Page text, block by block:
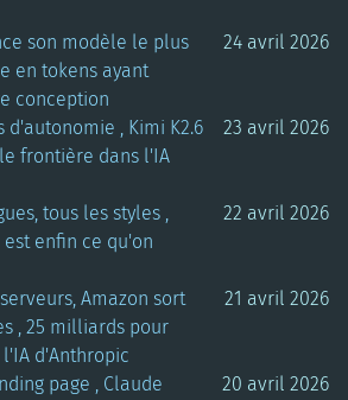
son modèle le plus
en tokens ayant
conception
24 avril 2026
d'autonomie , Kimi K2.6
frontière dans l'IA
23 avril 2026
tous les styles ,
est enfin ce qu'on
22 avril 2026
Amazon sort
, 25 milliards pour
d'Anthropic
21 avril 2026
page , Claude
20 avril 2026